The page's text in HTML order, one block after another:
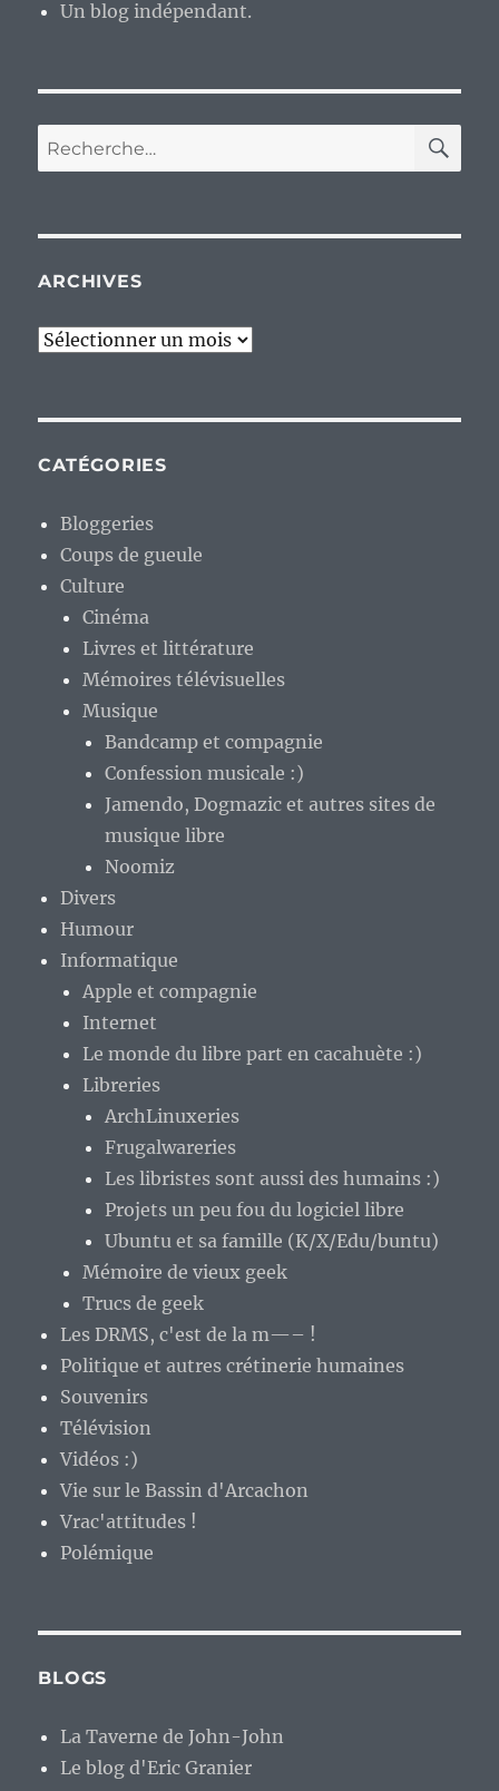
Un blog indépendant.
Recherche
pour :
ARCHIVES
Archives
CATÉGORIES
Bloggeries
Coups de gueule
Culture
Cinéma
Livres et littérature
Mémoires télévisuelles
Musique
Bandcamp et compagnie
Confession musicale :)
Jamendo, Dogmazic et autres sites de
musique libre
Noomiz
Divers
Humour
Informatique
Apple et compagnie
Internet
Le monde du libre part en cacahuète :)
Libreries
ArchLinuxeries
Frugalwareries
Les libristes sont aussi des humains :)
Projets un peu fou du logiciel libre
Ubuntu et sa famille (K/X/Edu/buntu)
Mémoire de vieux geek
Trucs de geek
Les DRMS, c'est de la m—– !
Politique et autres crétinerie humaines
Souvenirs
Télévision
Vidéos :)
Vie sur le Bassin d'Arcachon
Vrac'attitudes !
Polémique
BLOGS
La Taverne de John-John
Le blog d'Eric Granier